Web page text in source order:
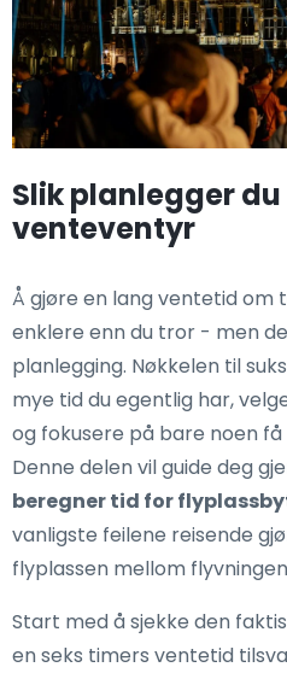
Slik planlegger
venteventyr
Å gjøre en lang ventetid om
enklere enn du tror - men
planlegging. Nøkkelen til
mye tid du egentlig har,
og fokusere på bare noen
Denne delen vil guide deg
beregner tid for
vanligste feilene reisende
flyplassen mellom
Start med å sjekke den
en seks timers ventetid